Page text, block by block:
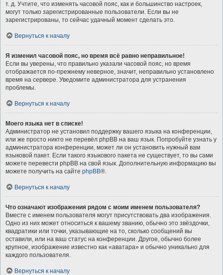
т. д. Учтите, что изменять часовой пояс, как и большинство настроек,
могут только зарегистрированные пользователи. Если вы не
зарегистрированы, то сейчас удачный момент сделать это.
Вернуться к началу
Я изменил часовой пояс, но время всё равно неправильное!
Если вы уверены, что правильно указали часовой пояс, но время
отображается по-прежнему неверное, значит, неправильно установлено
время на сервере. Уведомите администратора для устранения
проблемы.
Вернуться к началу
Моего языка нет в списке!
Администратор не установил поддержку вашего языка на конференции,
или же просто никто не перевёл phpBB на ваш язык. Попробуйте узнать у
администратора конференции, может ли он установить нужный вам
языковой пакет. Если такого языкового пакета не существует, то вы сами
можете перевести phpBB на свой язык. Дополнительную информацию вы
можете получить на сайте phpBB®.
Вернуться к началу
Что означают изображения рядом с моим именем пользователя?
Вместе с именем пользователя могут присутствовать два изображения.
Одно из них может относиться к вашему званию, обычно это звёздочки,
квадратики или точки, указывающие на то, сколько сообщений вы
оставили, или на ваш статус на конференции. Другое, обычно более
крупное, изображение известно как «аватара» и обычно уникально для
каждого пользователя.
Вернуться к началу